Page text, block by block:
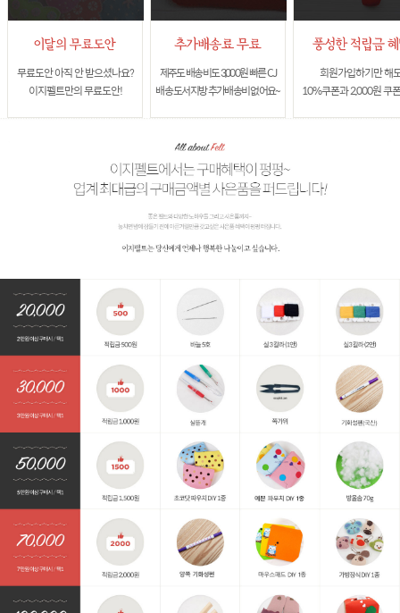
무료도안 아직 안 받으셨나요?
이지펠트만의 무료도안!
제주도 배송비도 3,000원 빠른 CJ
배송 도서지방 추가배송비 없어요~
회원가입하기만 해
10%쿠폰과 2,000원 쿠